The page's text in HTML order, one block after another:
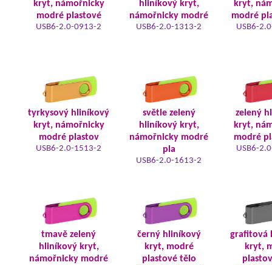
kryt, námořnicky
modré plastové
USB6-2.0-0913-2
hliníkový kryt,
námořnicky modré
USB6-2.0-1313-2
kryt,
modré
USB6-
tyrkysový hliníkový
kryt, námořnicky
modré plastov
USB6-2.0-1513-2
světle zelený
hliníkový kryt,
námořnicky modré
pla
USB6-2.0-1613-2
zelený
kryt,
modré
USB6-
tmavě zelený
hliníkový kryt,
námořnicky modré
černý hliníkový
kryt, modré
plastové tělo
grafitová
kryt,